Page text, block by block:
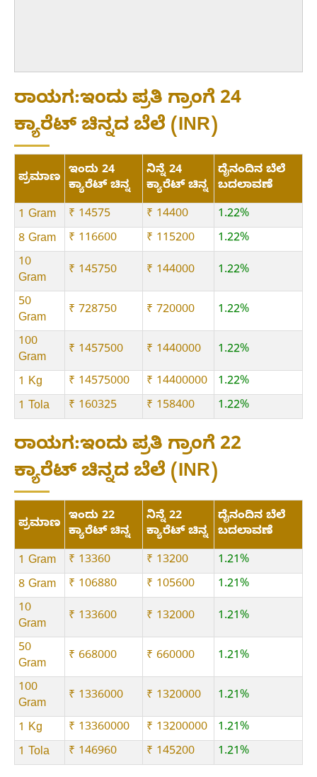
ರಾಯಗ:ಇಂದು ಪ್ರತಿ ಗ್ರಾಂಗೆ 24
ಕ್ಯಾರೆಟ್ ಚಿನ್ನದ ಬೆಲೆ (INR)
ಪ್ರಮಾಣ ಇಂದು 24
ಕ್ಯಾರೆಟ್ ಚಿನ್ನ
ನಿನ್ನೆ 24
ಕ್ಯಾರೆಟ್ ಚಿನ್ನ
ದೈನಂದಿನ ಬೆಲೆ
ಬದಲಾವಣೆ
1 Gram
₹ 14575 ₹ 14400
1.22%
8 Gram
₹ 116600 ₹ 115200
1.22%
10
Gram
₹ 145750 ₹ 144000 1.22%
50
Gram
₹ 728750 ₹ 720000 1.22%
100
Gram
₹ 1457500 ₹ 1440000 1.22%
1 Kg ₹ 14575000 ₹ 14400000
1.22%
1 Tola
₹ 160325 ₹ 158400 1.22%
ರಾಯಗ:ಇಂದು ಪ್ರತಿ ಗ್ರಾಂಗೆ 22
ಕ್ಯಾರೆಟ್ ಚಿನ್ನದ ಬೆಲೆ (INR)
ಪ್ರಮಾಣ ಇಂದು 22
ಕ್ಯಾರೆಟ್ ಚಿನ್ನ
ನಿನ್ನೆ 22
ಕ್ಯಾರೆಟ್ ಚಿನ್ನ
ದೈನಂದಿನ ಬೆಲೆ
ಬದಲಾವಣೆ
1 Gram
₹ 13360 ₹ 13200
1.21%
8 Gram
₹ 106880 ₹ 105600
1.21%
10
Gram
₹ 133600 ₹ 132000 1.21%
50
Gram
₹ 668000 ₹ 660000 1.21%
100
Gram
₹ 1336000 ₹ 1320000 1.21%
1 Kg ₹ 13360000 ₹ 13200000
1.21%
1 Tola
₹ 146960 ₹ 145200 1.21%